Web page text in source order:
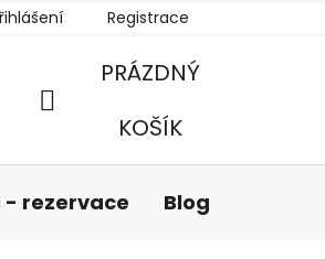
Registrace
NÁKUPNÍ
PRÁZDNÝ
KOŠÍK
- rezervace Blog